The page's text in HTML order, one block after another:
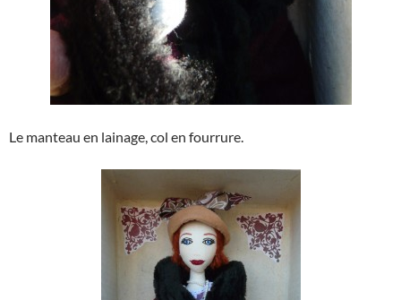
Le manteau en lainage, col en fourrure.